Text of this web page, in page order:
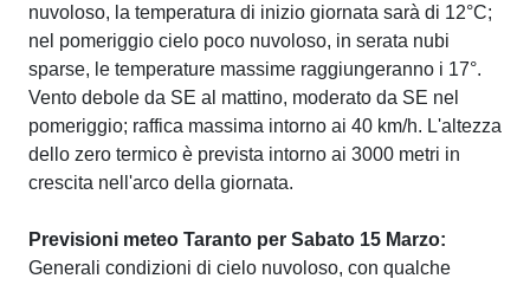
nuvoloso, la temperatura di inizio giornata sarà di 12°C;
nel pomeriggio cielo poco nuvoloso, in serata nubi
sparse, le temperature massime raggiungeranno i 17°.
Vento debole da SE al mattino, moderato da SE nel
pomeriggio; raffica massima intorno ai 40 km/h. L'altezza
dello zero termico è prevista intorno ai 3000 metri in
crescita nell'arco della giornata.
Previsioni meteo Taranto per Sabato 15 Marzo:
Generali condizioni di cielo nuvoloso, con qualche